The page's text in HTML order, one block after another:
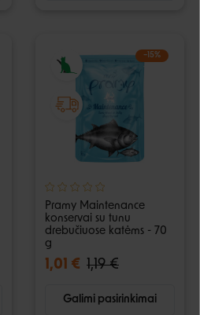
−15%
Pramy Maintenance
konservai su tunu
drebučiuose katėms - 70
g
1,01 € 1,19 €
Galimi pasirinkimai